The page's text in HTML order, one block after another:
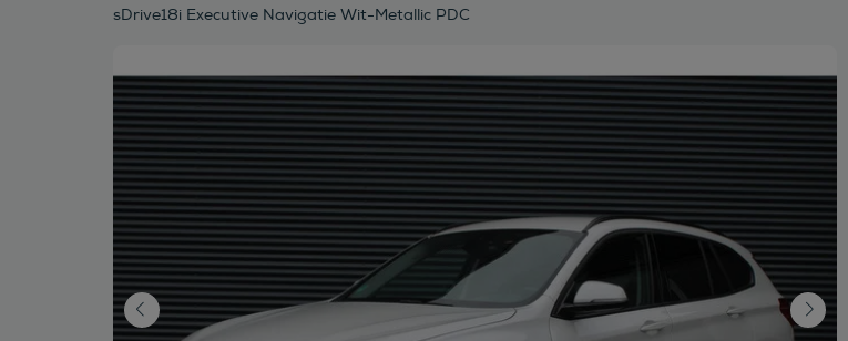
sDrive18i Executive Navigatie Wit-Metallic PDC